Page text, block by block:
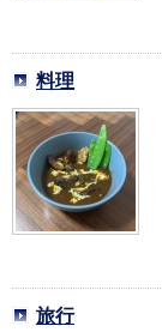
料理
旅行